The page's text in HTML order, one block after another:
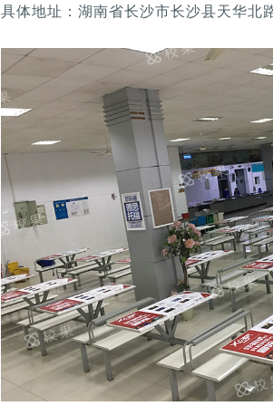
具体地址：湖南省长沙市长沙县天华北